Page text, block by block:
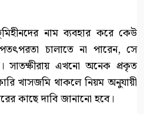
নাম ব্যবহার করে কেউ
চালাতে না পারেন, সে
সাতক্ষীরায় এখনো অনেক প্রকৃত
খাসজমি থাকলে নিয়ম অনুযায়ী
কাছে দাবি জানানো হবে।